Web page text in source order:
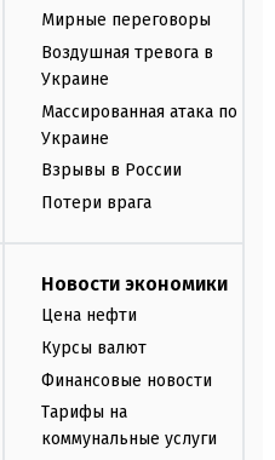
Мирные переговоры
Воздушная тревога в
Украине
Массированная атака по
Украине
Взрывы в России
Потери врага
Новости экономики
Цена нефти
Курсы валют
Финансовые новости
Тарифы на
коммунальные услуги